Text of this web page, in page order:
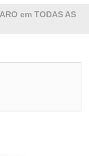
em TODAS AS